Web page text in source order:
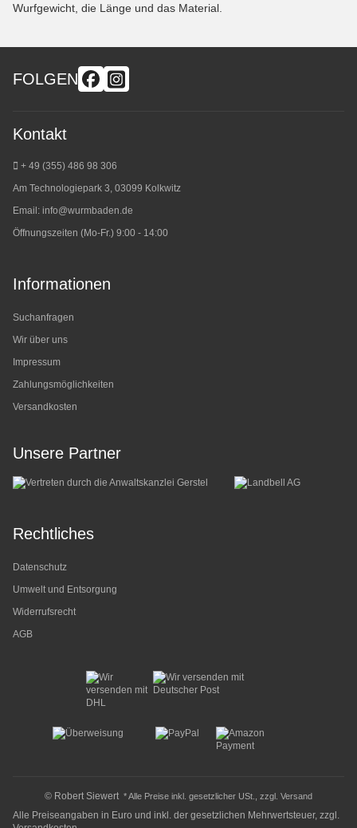
Wurfgewicht, die Länge und das Material.
FOLGEN
Kontakt
+ 49 (355) 486 98 306
Am Technologiepark 3, 03099 Kolkwitz
Email: info@wurmbaden.de
Öffnungszeiten (Mo-Fr.) 9:00 - 14:00
Informationen
Suchanfragen
Wir über uns
Impressum
Zahlungsmöglichkeiten
Versandkosten
Unsere Partner
Rechtliches
Datenschutz
Umwelt und Entsorgung
Widerrufsrecht
AGB
© Robert Siewert * Alle Preise inkl. gesetzlicher USt., zzgl. Versand
Alle Preiseangaben in Euro und inkl. der gesetzlichen Mehrwertsteuer, zzgl.